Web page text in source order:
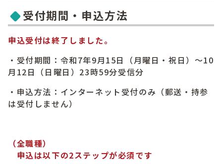
受付期間・申込方法
申込受付は終了しました。
・受付期間：令和7年9月15日（月曜日・祝日）～10
月12日（日曜日）23時59分受信分
・申込方法：インターネット受付のみ（郵送・持参
は受付しません）
（全職種）
申込は以下の2ステップが必須です